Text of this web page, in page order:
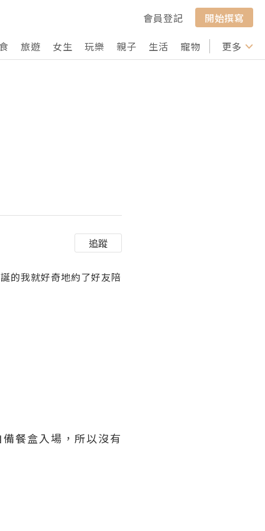
會員登記
開始撰寫
旅遊 女生 玩樂 親子 生活 寵物 行山 打卡
更多
追蹤
的我就好奇地約了好友陪
餐盒入場，所以沒有